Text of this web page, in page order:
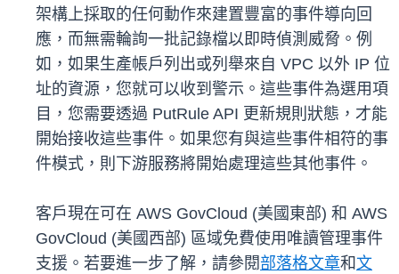
架構上採取的任何動作來建置豐富的事件導向回
應，而無需輪詢一批記錄檔以即時偵測威脅。例
如，如果生產帳戶列出或列舉來自 VPC 以外 IP 位
址的資源，您就可以收到警示。這些事件為選用項
目，您需要透過 PutRule API 更新規則狀態，才能
開始接收這些事件。如果您有與這些事件相符的事
件模式，則下游服務將開始處理這些其他事件。
客戶現在可在 AWS GovCloud (美國東部) 和 AWS
GovCloud (美國西部) 區域免費使用唯讀管理事件
支援。若要進一步了解，請參閱部落格文章和文